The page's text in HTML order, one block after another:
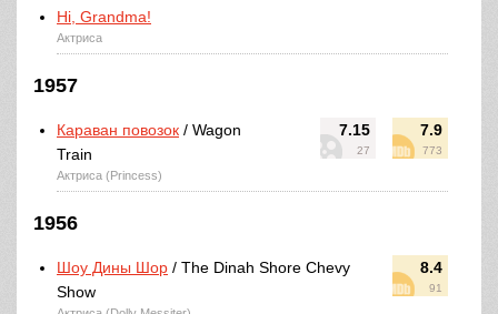
Hi, Grandma!
Актриса
1957
7.15
27
7.9
773
Караван повозок / Wagon
Train
Актриса (Princess)
1956
8.4
91
Шоу Дины Шор / The Dinah Shore Chevy
Show